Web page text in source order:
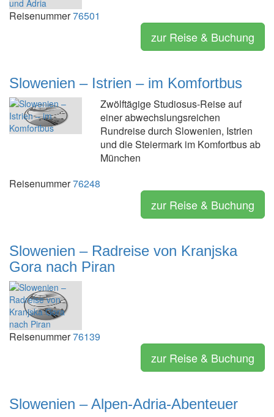
Reisenummer76501
zur Reise & Buchung
Slowenien – Istrien – im Komfortbus
Zwölftägige Studiosus-Reise auf
einer abwechslungsreichen
Rundreise durch Slowenien, Istrien
und die Steiermark im Komfortbus ab
München
Reisenummer76248
zur Reise & Buchung
Slowenien – Radreise von Kranjska
Gora nach Piran
Reisenummer76139
zur Reise & Buchung
Slowenien – Alpen-Adria-Abenteuer